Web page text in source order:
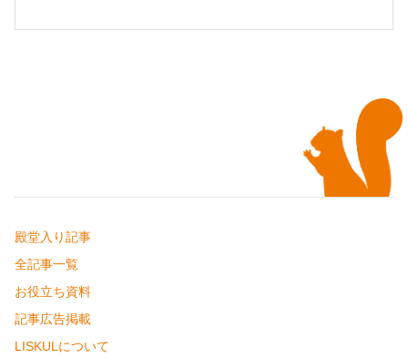
殿堂入り記事
全記事一覧
お役立ち資料
記事広告掲載
LISKULについて